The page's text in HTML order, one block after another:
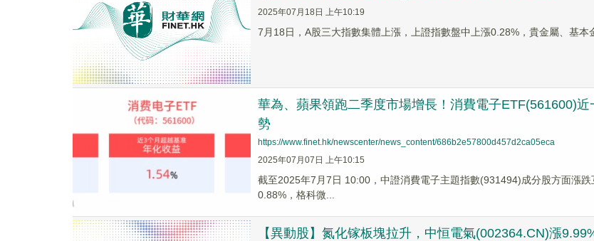
2025年07月18日 上午10:19
7月18日，A股三大指數集體上漲，上證指數盤中上漲0.28%，貴金屬、基
華為、蘋果領跑二季度市場增長！消費電子ETF(561600)
勢
https://www.finet.hk/newscenter/news_content/686b2e57800d457d2ca05eca
2025年07月07日 上午10:15
截至2025年7月7日 10:00，中證消費電子主題指數(931494)成分股方面漲
0.88%，格科微...
【異動股】氮化镓板塊拉升，中恒電氣(002364.CN)漲